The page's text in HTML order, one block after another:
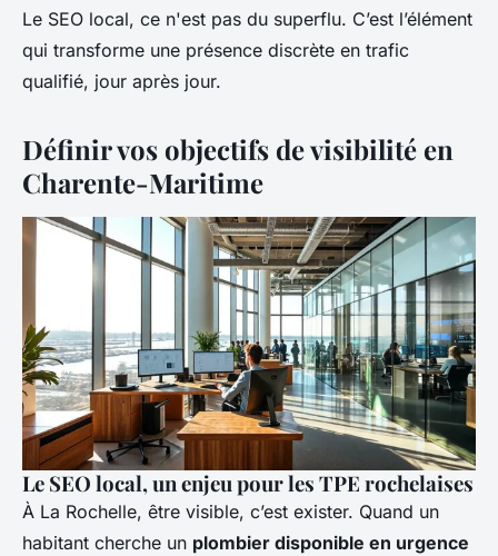
Le SEO local, ce n'est pas du superflu. C’est l’élément
qui transforme une présence discrète en trafic
qualifié, jour après jour.
Définir vos objectifs de visibilité en
Charente-Maritime
Le SEO local, un enjeu pour les TPE rochelaises
À La Rochelle, être visible, c’est exister. Quand un
habitant cherche un plombier disponible en urgence